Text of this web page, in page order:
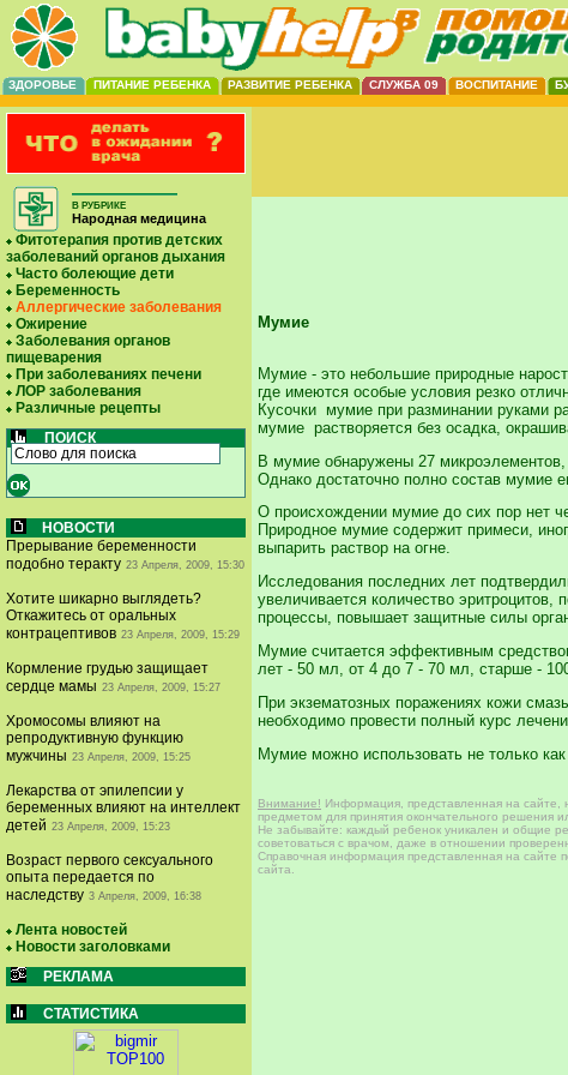
ЗДОРОВЬЕ ПИТАНИЕ РЕБЕНКА РАЗВИТИЕ РЕБЕНКА СЛУЖБА 09 ВОСПИТАНИЕ
В РУБРИКЕ
Народная медицина
Фитотерапия против детских
заболеваний органов дыхания
Часто болеющие дети
Беременность
Аллергические заболевания
Ожирение
Заболевания органов
пищеварения
При заболеваниях печени
ЛОР заболевания
Различные рецепты
ПОИСК
НОВОСТИ
Прерывание беременности
подобно теракту 23 Апреля, 2009, 15:30
Хотите шикарно выглядеть?
Откажитесь от оральных
контрацептивов 23 Апреля, 2009, 15:29
Кормление грудью защищает
сердце мамы 23 Апреля, 2009, 15:27
Хромосомы влияют на
репродуктивную функцию
мужчины 23 Апреля, 2009, 15:25
Лекарства от эпилепсии у
беременных влияют на интеллект
детей 23 Апреля, 2009, 15:23
Возраст первого сексуального
опыта передается по
наследству 3 Апреля, 2009, 16:38
Лента новостей
Новости заголовками
РЕКЛАМА
СТАТИСТИКА
Мумие
Мумие - это небольшие природные
где имеются особые условия резко
Кусочки мумие при разминании руками
мумие растворяется без осадка,
В мумие обнаружены 27 микроэлементов,
Однако достаточно полно состав мумие
О происхождении мумие до сих пор нет
Природное мумие содержит примеси,
выпарить раствор на огне.
Исследования последних лет
увеличивается количество
процессы, повышает защитные силы
Мумие считается эффективным
лет - 50 мл, от 4 до 7 - 70 мл, старше -
При экзематозных поражениях кожи
необходимо провести полный курс
Мумие можно использовать не только
Внимание! Информация, представленная на сайте,
предметом для принятия окончательного решения
Не забывайте: каждый ребенок уникален и общие
советоваться с врачом, даже в отношении
Справочная информация представленная на сайте
сайта.